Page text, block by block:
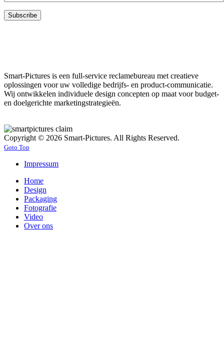
Smart-Pictures is een full-service reclamebureau met creatieve
oplossingen voor uw volledige bedrijfs- en product-communicatie.
Wij ontwikkelen individuele design concepten op maat voor budget-
en doelgerichte marketingstrategieën.
Copyright © 2026 Smart-Pictures. All Rights Reserved.
Goto Top
Impressum
Home
Design
Packaging
Fotografie
Video
Over ons